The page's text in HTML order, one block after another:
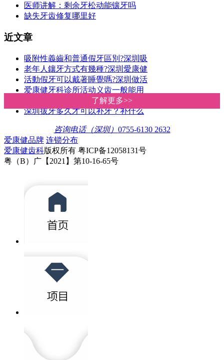
了解更多>>
了解更多>>
医师讲解：剩余牙松动能镶牙吗
缺失牙齿修复哪里好
近文章
吸附性義齒和普通假牙區別?深圳吸
老年人鑲牙方式有幾種?深圳愛康健
活動假牙可以戴著睡覺嗎?深圳做活
爱康健牙科诊所活动义齿一般能用
镶牙一定要磨两边的牙吗？深圳镶
深圳拔牙多久才可以补牙？补什么
咨询电话（深圳） 0755-6130 2632
爱康健品牌 连锁分布
爱康健齿科版权所有 粤ICP备12058131号
粤（B）广【2021】第10-16-65号